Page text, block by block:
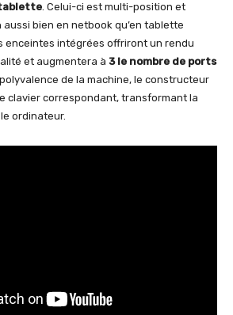
. Celui-ci est multi-position et
bien en netbook qu’en tablette
enceintes intégrées offriront un rendu
et augmentera à 3 le nombre de ports
de la machine, le constructeur
clavier correspondant, transformant la
ordinateur.